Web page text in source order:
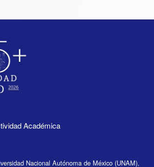
Académica
Nacional Autónoma de México (UNAM),